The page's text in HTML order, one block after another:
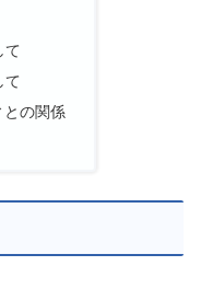
て
て
との関係